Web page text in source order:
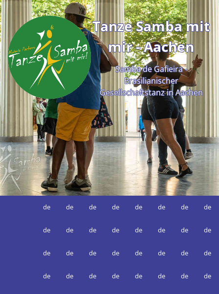
Tanze Samba mit
mir - Aachen
Samba de Gafieira -
Brasilianischer
Gesellschaftstanz in Aachen
de
de
de
de
de
de
de
de
de
de
de
de
de
de
de
de
de
de
de
de
de
de
de
de
de
de
de
de
de
de
de
de